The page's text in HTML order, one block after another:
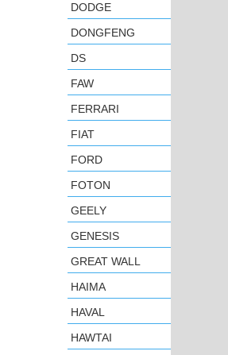
DODGE
DONGFENG
DS
FAW
FERRARI
FIAT
FORD
FOTON
GEELY
GENESIS
GREAT WALL
HAIMA
HAVAL
HAWTAI